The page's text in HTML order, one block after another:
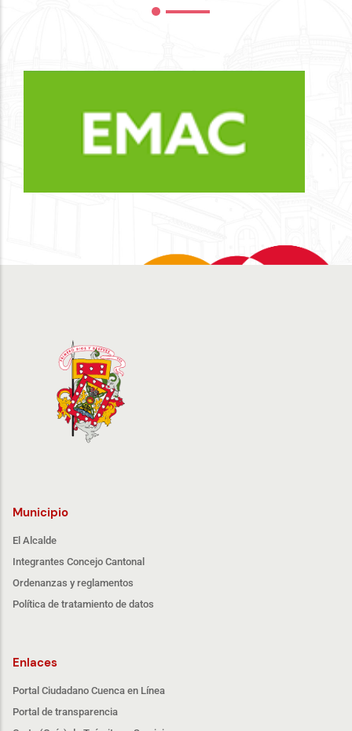
Municipio
El Alcalde
Integrantes Concejo Cantonal
Ordenanzas y reglamentos
Política de tratamiento de datos
Enlaces
Portal Ciudadano Cuenca en Línea
Portal de transparencia